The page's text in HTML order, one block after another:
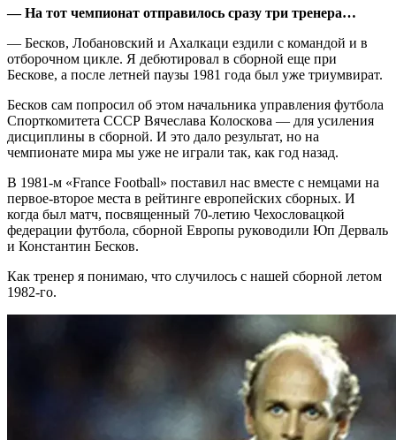
— На тот чемпионат отправилось сразу три тренера…
— Бесков, Лобановский и Ахалкаци ездили с командой и в
отборочном цикле. Я дебютировал в сборной еще при
Бескове, а после летней паузы 1981 года был уже триумвират.
Бесков сам попросил об этом начальника управления футбола
Спорткомитета СССР Вячеслава Колоскова — для усиления
дисциплины в сборной. И это дало результат, но на
чемпионате мира мы уже не играли так, как год назад.
В 1981-м «France Football» поставил нас вместе с немцами на
первое-второе места в рейтинге европейских сборных. И
когда был матч, посвященный 70-летию Чехословацкой
федерации футбола, сборной Европы руководили Юп Дерваль
и Константин Бесков.
Как тренер я понимаю, что случилось с нашей сборной летом
1982-го.